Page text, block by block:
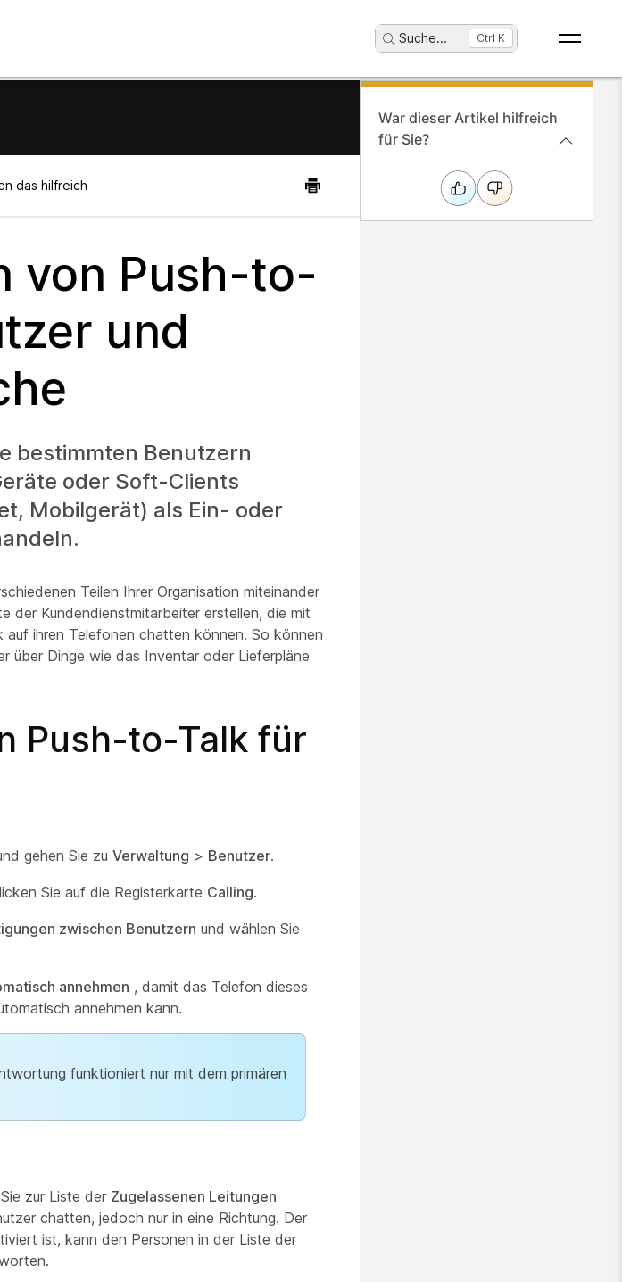
Suche... Ctrl K
das hilfreich
von Push-to-
und
bestimmten Benutzern
oder Soft-Clients
Mobilgerät) als Ein- oder
Teilen Ihrer Organisation miteinander
der Kundendienstmitarbeiter erstellen, die mit
ihren Telefonen chatten können. So können
über Dinge wie das Inventar oder Lieferpläne
Push-to-Talk für
gehen Sie zu Verwaltung > Benutzer.
Sie auf die Registerkarte Calling.
zwischen Benutzern und wählen Sie
annehmen , damit das Telefon dieses
annehmen kann.
funktioniert nur mit dem primären
zur Liste der Zugelassenen Leitungen
chatten, jedoch nur in eine Richtung. Der
ist, kann den Personen in der Liste der
War dieser Artikel hilfreich
für Sie?